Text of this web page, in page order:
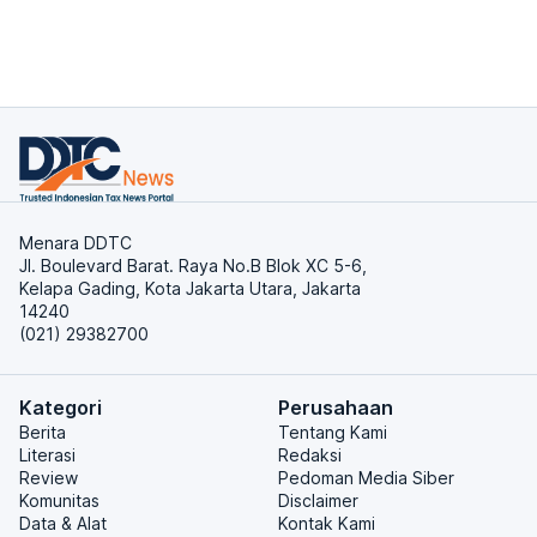
Menara DDTC
Jl. Boulevard Barat. Raya No.B Blok XC 5-6,
Kelapa Gading, Kota Jakarta Utara, Jakarta
14240
(021) 29382700
Kategori
Berita
Literasi
Review
Komunitas
Data & Alat
Perusahaan
Tentang Kami
Redaksi
Pedoman Media Siber
Disclaimer
Kontak Kami